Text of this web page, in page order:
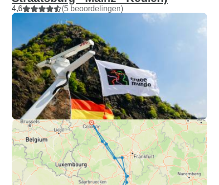
4,6 (5 beoordelingen)